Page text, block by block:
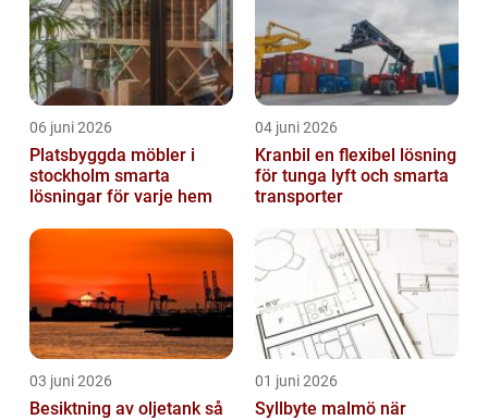
06 juni 2026
Platsbyggda möbler i
stockholm smarta
lösningar för varje hem
04 juni 2026
Kranbil en flexibel lösning
för tunga lyft och smarta
transporter
03 juni 2026
Besiktning av oljetank så
01 juni 2026
Syllbyte malmö när